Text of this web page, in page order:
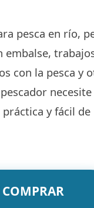
pesca en río,
embalse,
con la pesca y
y fácil de
COMPRAR